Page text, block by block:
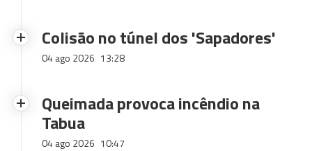
Colisão no túnel dos 'Sapadores'
04 ago 2026 13:28
Queimada provoca incêndio na
Tabua
04 ago 2026 10:47